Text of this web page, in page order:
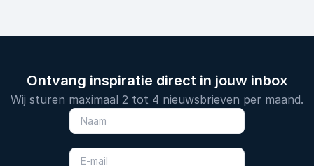
Ontvang inspiratie direct in jouw inbox
Wij sturen maximaal 2 tot 4 nieuwsbrieven per maand.